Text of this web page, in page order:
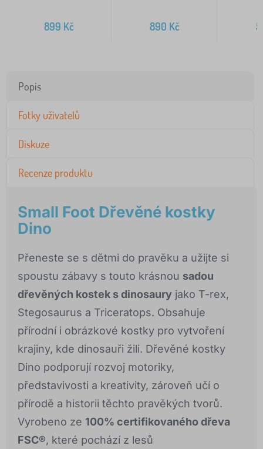
899 Kč 890 Kč
Popis
Fotky uživatelů
Diskuze
Recenze produktu
Small Foot Dřevěné kostky
Dino
Přeneste se s dětmi do pravěku a užijte si
spoustu zábavy s touto krásnou sadou
dřevěných kostek s dinosaury jako T-rex,
Stegosaurus a Triceratops. Obsahuje
přírodní i obrázkové kostky pro vytvoření
krajiny, kde dinosauři žili. Dřevěné kostky
Dino podporují rozvoj motoriky,
představivosti a kreativity, zároveň učí o
přírodě a historii těchto pravěkých tvorů.
Vyrobeno ze 100% certifikovaného dřeva
FSC®, které pochází z lesů